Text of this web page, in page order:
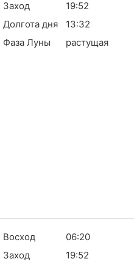
Заход
19:52
Долгота дня
13:32
Фаза Луны
растущая
Восход
06:20
Заход
19:52